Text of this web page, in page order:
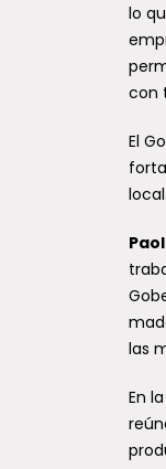
lo
con
El
local.
las
En